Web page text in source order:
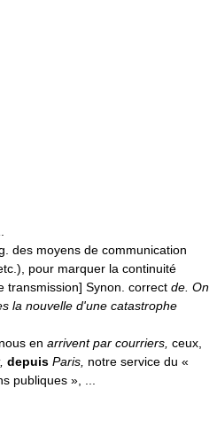
des moyens de communication
pour marquer la continuité
transmission] Synon. correct de. On
la nouvelle d'une catastrophe
en arrivent par courriers, ceux,
depuis Paris, notre service du «
publiques », ...